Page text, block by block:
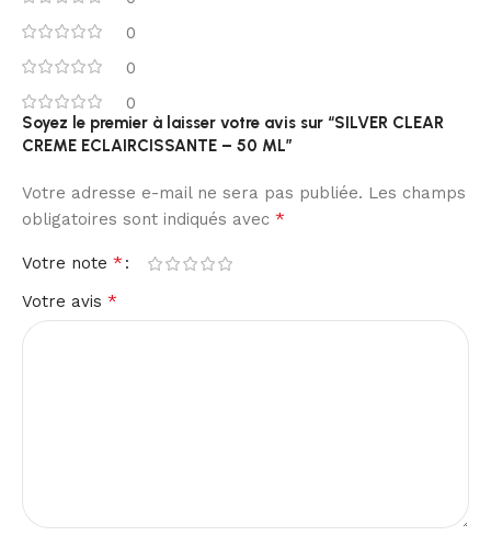
0
0
0
Soyez le premier à laisser votre avis sur “SILVER CLEAR
CREME ECLAIRCISSANTE – 50 ML”
Votre adresse e-mail ne sera pas publiée. Les champs
obligatoires sont indiqués avec *
Votre note *
Votre avis *